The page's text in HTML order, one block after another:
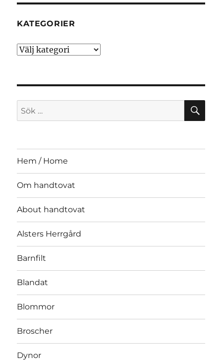
KATEGORIER
Kategorier
Sök
efter:
Hem / Home
Om handtovat
About handtovat
Alsters Herrgård
Barnfilt
Blandat
Blommor
Broscher
Dynor